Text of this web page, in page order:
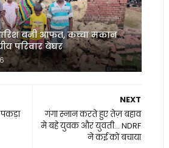
बनी आफत, कच्चा मकान
परिवार बेघर
NEXT
गंगा स्नान करते हुए तेज़ बहाव
मे बहे युवक और युवती... NDRF
ने कई को बचाया